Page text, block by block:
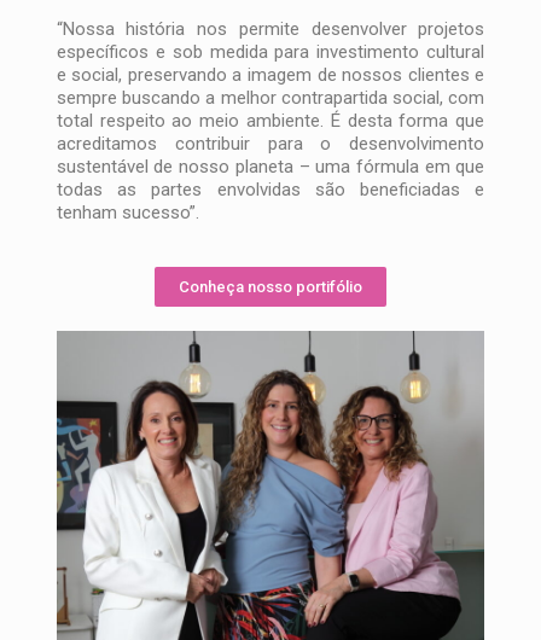
“Nossa história nos permite desenvolver projetos
específicos e sob medida para investimento cultural
e social, preservando a imagem de nossos clientes e
sempre buscando a melhor contrapartida social, com
total respeito ao meio ambiente. É desta forma que
acreditamos contribuir para o desenvolvimento
sustentável de nosso planeta – uma fórmula em que
todas as partes envolvidas são beneficiadas e
tenham sucesso”.
Conheça nosso portifólio